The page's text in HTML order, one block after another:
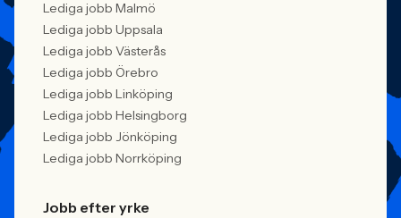
Lediga jobb Malmö
Lediga jobb Uppsala
Lediga jobb Västerås
Lediga jobb Örebro
Lediga jobb Linköping
Lediga jobb Helsingborg
Lediga jobb Jönköping
Lediga jobb Norrköping
Jobb efter yrke